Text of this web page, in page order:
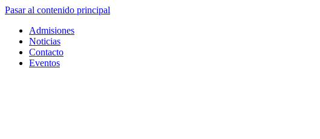
Pasar al contenido principal
Admisiones
Noticias
Contacto
Eventos